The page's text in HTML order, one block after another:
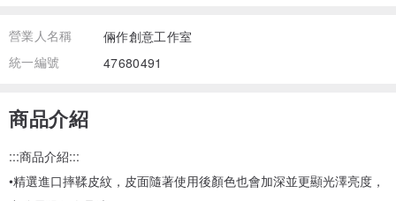
營業人名稱
倆作創意工作室
統一編號
47680491
商品介紹
:::商品介紹:::
•精選進口摔鞣皮紋，皮面隨著使用後顏色也會加深並更顯光澤亮度，